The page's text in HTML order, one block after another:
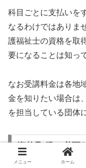
科目ごとに支払いを
なるわけではありま
護福祉士の資格を取
要になることは知っ
なお受講料金は各地
金を知りたい場合は
を担当している団体
資格取得に必要
メニュー ホーム